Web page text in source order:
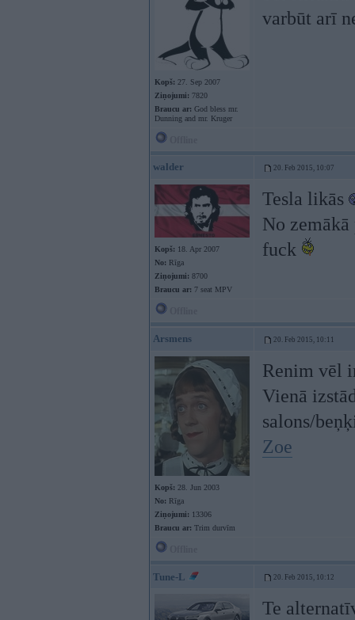
Kopš: 27. Sep 2007
Ziņojumi: 7820
Braucu ar: God bless mr.
Dunning and mr. Kruger
varbūt arī
walder 20. Feb 2015, 10:07
Kopš: 18. Apr 2007
No: Rīga
Ziņojumi: 8700
Braucu ar: 7 seat MPV
Tesla likās
No
fuck
Arsmens 20. Feb 2015, 10:11
Kopš: 28. Jun 2003
No: Rīga
Ziņojumi: 13306
Braucu ar: Trim durvīm
Renim vēl
Vienā
salons/
Zoe
Tune-L 20. Feb 2015, 10:12
Te